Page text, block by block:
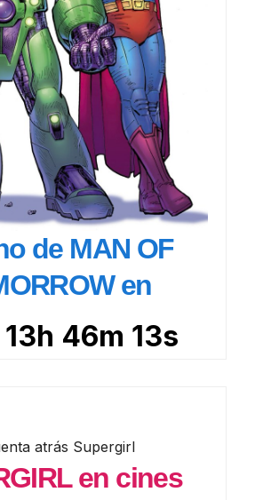
de MAN OF
en
46m 12s
en cines